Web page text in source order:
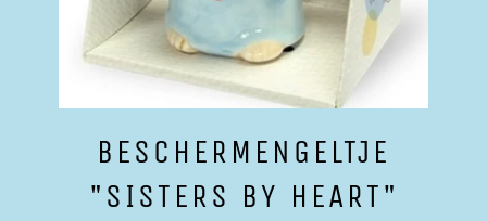
BESCHERMENGELTJE
"SISTERS BY HEART"